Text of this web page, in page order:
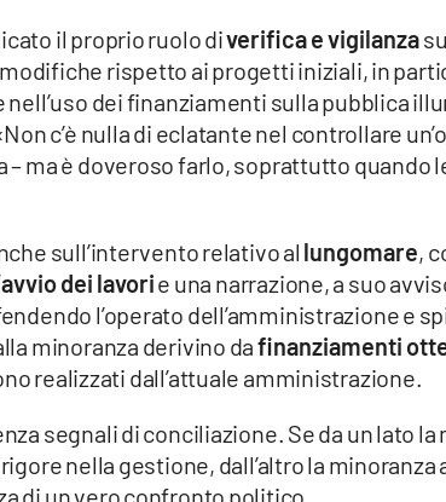
il proprio ruolo diverifica e vigilanza
rispetto ai progetti iniziali, in
nell’uso dei finanziamenti sulla pubblica
c’è nulla di eclatante nel controllare
ma è doveroso farlo, soprattutto quando
sull’intervento relativo al lungomare,
dei lavorie una narrazione, a suo
l’operato dell’amministrazione e
minoranza derivino dafinanziamenti
realizzati dall’attuale amministrazione.
segnali di conciliazione. Se da un lato
nella gestione, dall’altro la